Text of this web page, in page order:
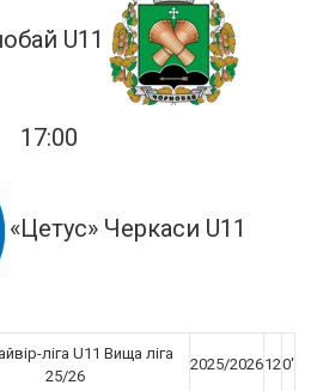
U11
17:00
«Цетус» Черкаси U11
ліга U11 Вища ліга
25/26
2025/2026120'